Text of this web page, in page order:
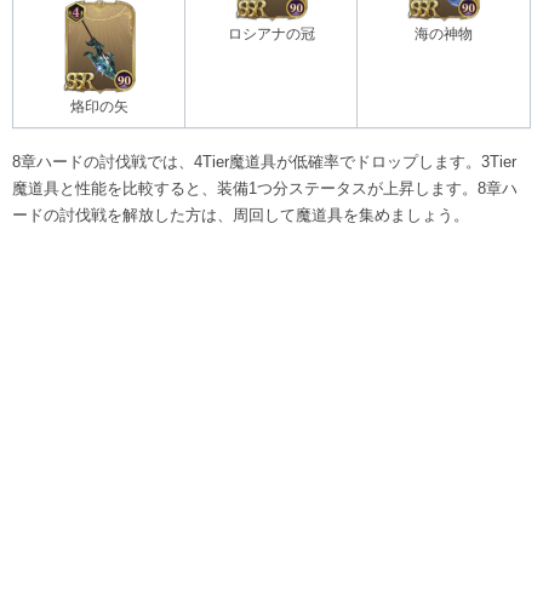
烙印の矢
ロシアナの冠 海の神物
8章ハードの討伐戦では、4Tier魔道具が低確率でドロップします。3Tier
魔道具と性能を比較すると、装備1つ分ステータスが上昇します。8章ハ
ードの討伐戦を解放した方は、周回して魔道具を集めましょう。